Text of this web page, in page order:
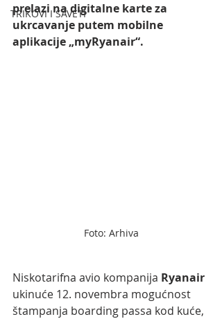
TRIKOVI I SAVETI
prelazi na digitalne karte za
ukrcavanje putem mobilne
aplikacije „myRyanair“.
Foto: Arhiva
Niskotarifna avio kompanija Ryanair
ukinuće 12. novembra mogućnost
štampanja boarding passa kod kuće,